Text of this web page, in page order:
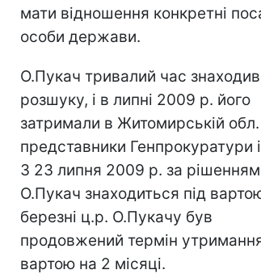
мати відношення конкретні
особи держави.
О.Пукач тривалий час
розшуку, і в липні 2009 р. його
затримали в Житомирській обл.
представники Генпрокуратури
З 23 липня 2009 р. за
О.Пукач знаходиться під
березні ц.р. О.Пукачу був
продовжений термін
вартою на 2 місяці.